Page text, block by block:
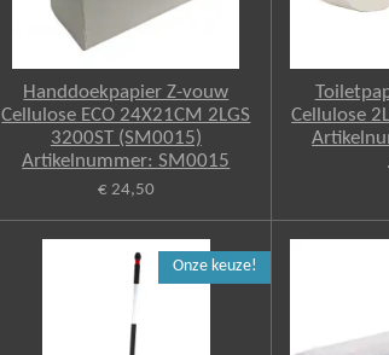
Handdoekpapier Z-vouw
Cellulose ECO 24X21CM 2LGS
3200ST (SM0015)
Artikelnummer: SM0015
€ 24,50
Cellulose
Onze keuze!